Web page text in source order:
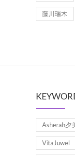
藤川瑞木
Asherah夕
VitaJuwel